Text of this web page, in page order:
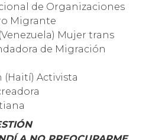
de Organizaciones
Migrante
Mujer trans
de Migración
(Haití) Activista